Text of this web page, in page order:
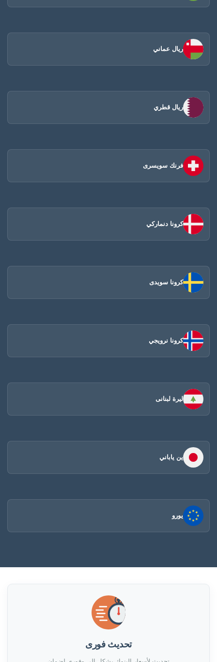
ريال عماني
ريال قطري
فرنك سويسرى
كرونا دنماركي
كرونا سويدى
كرونا نرويجي
ليرة لبنانى
ين ياباني
يورو
تحديث فورى